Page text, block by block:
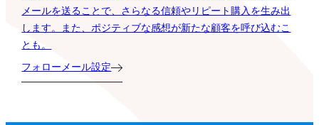
メールを送ることで、さらなる信頼やリピート購入を生み出
します。また、ポジティブな感想が新たな顧客を呼び込むこ
とも。
フォローメール設定